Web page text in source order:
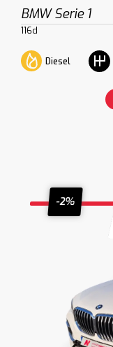
BMW Serie 1
116d
Diesel
-2%